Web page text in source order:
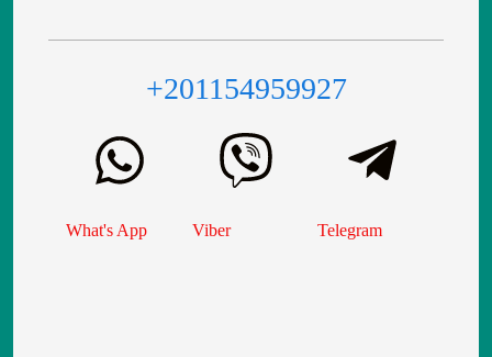
+201154959927
What's App Viber Telegram